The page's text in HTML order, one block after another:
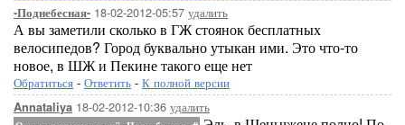
-Поднебесная- 18-02-2012-05:57 удалить
А вы заметили сколько в ГЖ стоянок бесплатных
велосипедов? Город буквально утыкан ими. Это что-то
новое, в ШЖ и Пекине такого еще нет
Обратиться - Ответить - К полной версии
Annataliya 18-02-2012-10:36 удалить